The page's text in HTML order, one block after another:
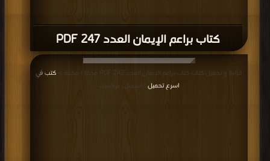
كتاب براعم الإيمان العدد 247 PDF
قراءة و تحميل كتاب كتاب براعم الإيمان العدد 242 PDF مجانا | مكتبة >
كتب في
اسرع تحميل
| التحميل : مرة/مرات